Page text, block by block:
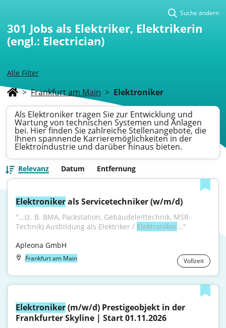
Alle Filter
Suche ändern
301 Jobs als Elektriker, Elektrikerin
(engl.: Electrician)
> Frankfurt am Main > Elektroniker
Als Elektroniker tragen Sie zur Entwicklung und
Wartung von technischen Systemen und Anlagen
bei. Hier finden Sie zahlreiche Stellenangebote, die
Ihnen spannende Karrieremöglichkeiten in der
Elektroindustrie und darüber hinaus bieten.
Relevanz Datum Entfernung
Elektroniker als Servicetechniker (w/m/d)
"...(z. B. BMA, Packstation, Gebäudeleittechnik, MSR-
Technik) Ausbildung als Elektriker / Elektroniker..."
Apleona GmbH
Frankfurt am Main Vollzeit
Elektroniker (m/w/d) Prestigeobjekt in der
Frankfurter Skyline | Start 01.11.2026